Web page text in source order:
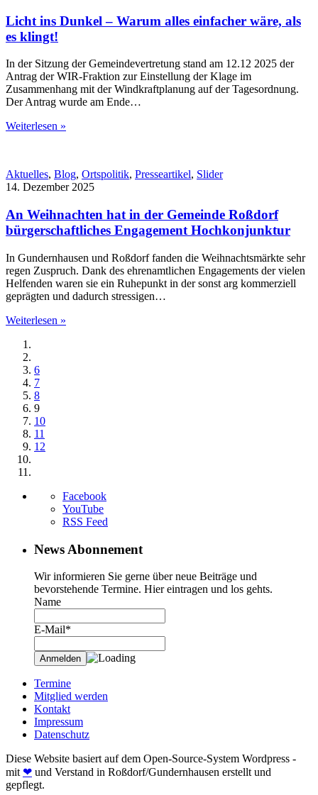
Licht ins Dunkel – Warum alles einfacher wäre, als
es klingt!
In der Sitzung der Gemeindevertretung stand am 12.12 2025 der
Antrag der WIR-Fraktion zur Einstellung der Klage im
Zusammenhang mit der Windkraftplanung auf der Tagesordnung.
Der Antrag wurde am Ende…
Weiterlesen »
Aktuelles, Blog, Ortspolitik, Presseartikel, Slider
14. Dezember 2025
An Weihnachten hat in der Gemeinde Roßdorf
bürgerschaftliches Engagement Hochkonjunktur
In Gundernhausen und Roßdorf fanden die Weihnachtsmärkte sehr
regen Zuspruch. Dank des ehrenamtlichen Engagements der vielen
Helfenden waren sie ein Ruhepunkt in der sonst arg kommerziell
geprägten und dadurch stressigen…
Weiterlesen »
6
7
8
9
10
11
12
Facebook
YouTube
RSS Feed
News Abonnement
Wir informieren Sie gerne über neue Beiträge und
bevorstehende Termine. Hier eintragen und los gehts.
Name
E-Mail*
Termine
Mitglied werden
Kontakt
Impressum
Datenschutz
Diese Website basiert auf dem Open-Source-System Wordpress -
mit ❤ und Verstand in Roßdorf/Gundernhausen erstellt und
gepflegt.